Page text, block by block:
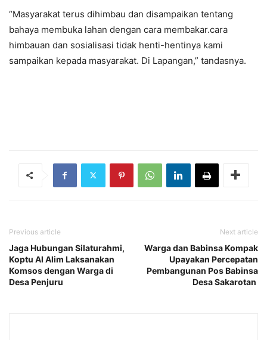
“Masyarakat terus dihimbau dan disampaikan tentang
bahaya membuka lahan dengan cara membakar.cara
himbauan dan sosialisasi tidak henti-hentinya kami
sampaikan kepada masyarakat. Di Lapangan,” tandasnya.
Previous article
Jaga Hubungan Silaturahmi,
Koptu Al Alim Laksanakan
Komsos dengan Warga di
Desa Penjuru
Next article
Warga dan Babinsa Kompak
Upayakan Percepatan
Pembangunan Pos Babinsa
Desa Sakarotan